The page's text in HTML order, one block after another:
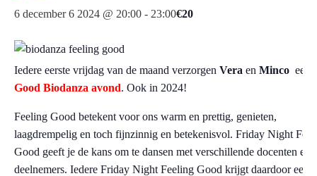
6 december 6 2024 @ 20:00 - 23:00€20
Iedere eerste vrijdag van de maand verzorgen Vera en Minco een
Good Biodanza avond. Ook in 2024!
Feeling Good betekent voor ons warm en prettig, genieten,
laagdrempelig en toch fijnzinnig en betekenisvol. Friday Night
Good geeft je de kans om te dansen met verschillende docenten en
deelnemers. Iedere Friday Night Feeling Good krijgt daardoor een